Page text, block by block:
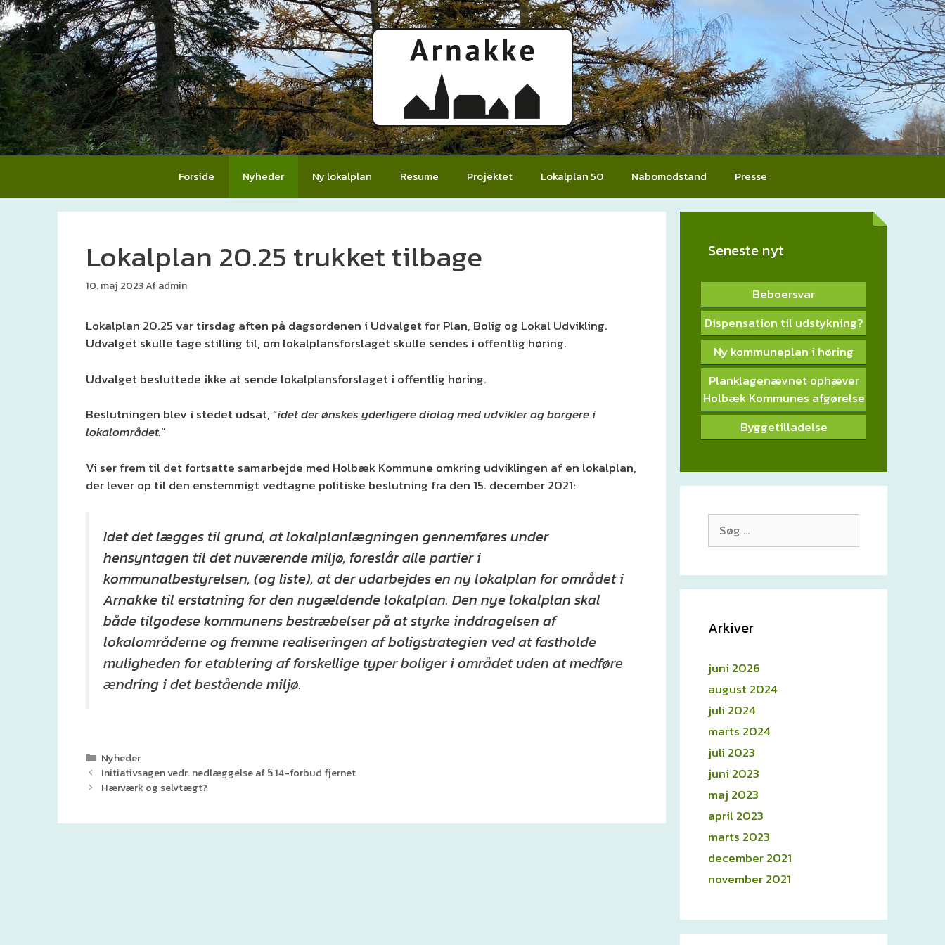
Hop
til
indhold
Forside Nyheder Ny lokalplan Resume Projektet Lokalplan 50 Nabomodstand Presse
Lokalplan 20.25 trukket tilbage
10. maj 2023Afadmin
Lokalplan 20.25 var tirsdag aften på dagsordenen i Udvalget for Plan, Bolig og Lokal Udvikling.
Udvalget skulle tage stilling til, om lokalplansforslaget skulle sendes i offentlig høring.
Udvalget besluttede ikke at sende lokalplansforslaget i offentlig høring.
Beslutningen blev i stedet udsat, “idet der ønskes yderligere dialog med udvikler og borgere i
lokalområdet.“
Vi ser frem til det fortsatte samarbejde med Holbæk Kommune omkring udviklingen af en lokalplan,
der lever op til den enstemmigt vedtagne politiske beslutning fra den 15. december 2021:
Idet det lægges til grund, at lokalplanlægningen gennemføres under
hensyntagen til det nuværende miljø, foreslår alle partier i
kommunalbestyrelsen, (og liste), at der udarbejdes en ny lokalplan for området i
Arnakke til erstatning for den nugældende lokalplan. Den nye lokalplan skal
både tilgodese kommunens bestræbelser på at styrke inddragelsen af
lokalområderne og fremme realiseringen af boligstrategien ved at fastholde
muligheden for etablering af forskellige typer boliger i området uden at medføre
ændring i det bestående miljø.
Kategorier
Nyheder
Initiativsagen vedr. nedlæggelse af § 14-forbud fjernet
Hærværk og selvtægt?
Seneste nyt
Beboersvar
Dispensation til udstykning?
Ny kommuneplan i høring
Planklagenævnet ophæver
Holbæk Kommunes afgørelse
Byggetilladelse
efter:
Arkiver
juni 2026
august 2024
juli 2024
marts 2024
juli 2023
juni 2023
maj 2023
april 2023
marts 2023
december 2021
november 2021